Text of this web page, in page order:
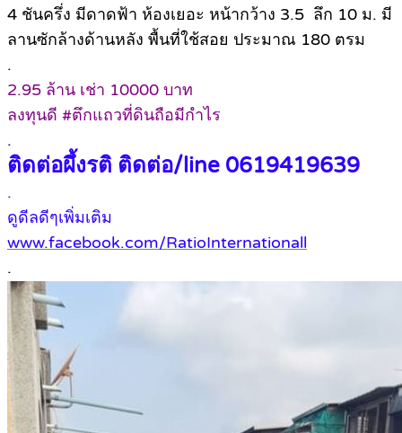
4 ชันครึ่ง มีดาดฟ้า ห้องเยอะ หน้ากว้าง 3.5 ลึก 10 ม. มี
ลานซักล้างด้านหลัง พื้นที่ใช้สอย ประมาณ 180 ตรม
.
2.95 ล้าน เช่า 10000 บาท
ลงทุนดี #ตึกแถวที่ดินถือมีกำไร
.
ติดต่อผึ้งรติ ติดต่อ/line 0619419639
.
ดูดีลดีๆเพิ่มเติม
www.facebook.com/RatioInternationall
.